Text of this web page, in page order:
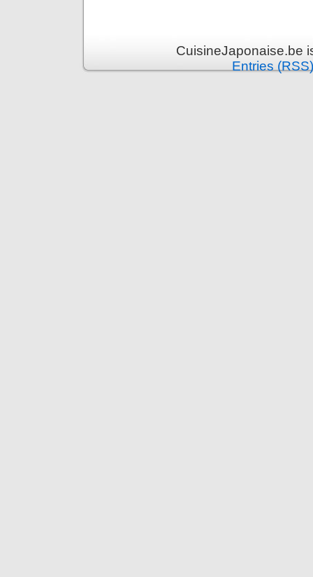
CuisineJaponaise.be
Entries (RSS)